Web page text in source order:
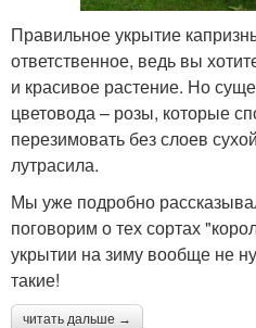
Правильное укрытие
ответственное, ведь вы
и красивое растение. Но
цветовода – розы, которые
перезимовать без слоев
лутрасила.
Мы уже подробно
поговорим о тех сортах
укрытии на зиму вообще не
такие!
читать дальше →